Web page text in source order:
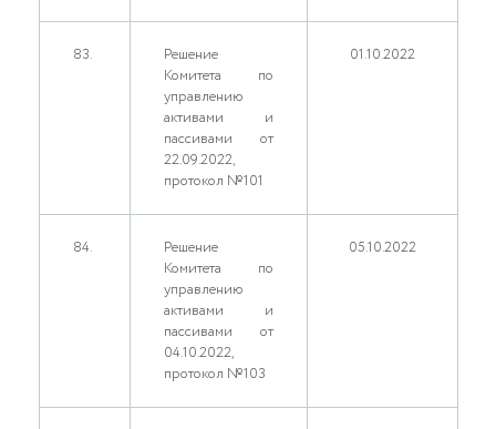
83.
Решение
Комитета по
управлению
активами и
пассивами от
22.09.2022,
протокол №101
01.10.2022
84.
Решение
Комитета по
управлению
активами и
пассивами от
04.10.2022,
протокол №103
05.10.2022